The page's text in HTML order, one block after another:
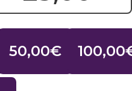
50,00€